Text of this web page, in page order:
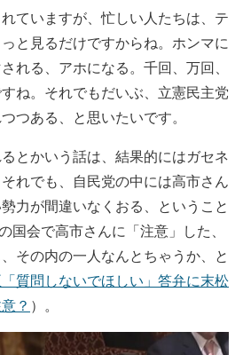
ていますが、忙しい人たちは、テ
と見るだけですからね。ホンマに
れる、アホになる。千回、万回、
ね。それでもだいぶ、立憲民主党
つある、と思いたいです。
とかいう話は、結果的にはガセネ
れでも、自民党の中には高市さん
力が間違いなくおる、ということ
国会で高市さんに「注意」した、
その内の一人なんとちゃうか、と
質問しないでほしい」答弁に末松
？ ）。